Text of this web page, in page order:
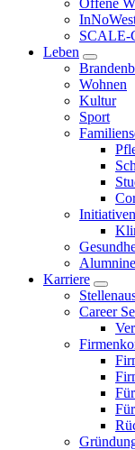
Offene
SCALE-
Leben
Wohnen
Kultur
Sport
Initiativen
Karriere
Career